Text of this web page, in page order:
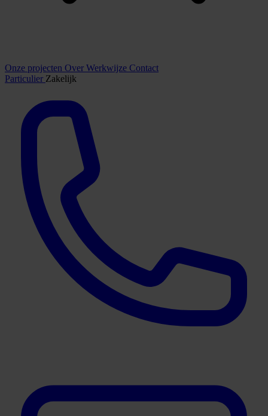
Onze projecten Over Werkwijze Contact
Particulier Zakelijk